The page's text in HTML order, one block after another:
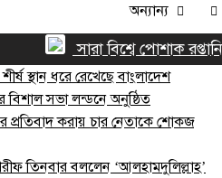
অন্যান্য
সারা বিশ্বে পোশাক
স্থান ধরে রেখেছে বাংলাদেশ
বিশাল সভা লন্ড‌নে অনুষ্ঠিত
প্রতিবাদ করায় চার নেতাকে শোকজ
তিনবার বললেন ‘আলহামদুলিল্লাহ’